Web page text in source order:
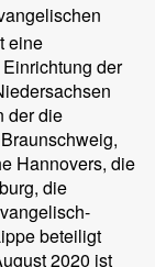
eine
der
der die
Hannovers, die
die
beteiligt
2020 ist